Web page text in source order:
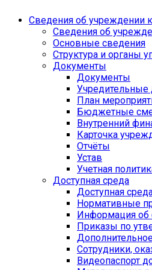
Сведения об учреждении
Сведения об
Основные сведения
Структура и органы
Документы
Документы
План
Бюджетные
Внутренний
Карточка
Отчёты
Устав
Учетная
Доступная среда
Доступная
Нормативные
Информация об
Приказы по
Сотрудники,
Видеопаспорт